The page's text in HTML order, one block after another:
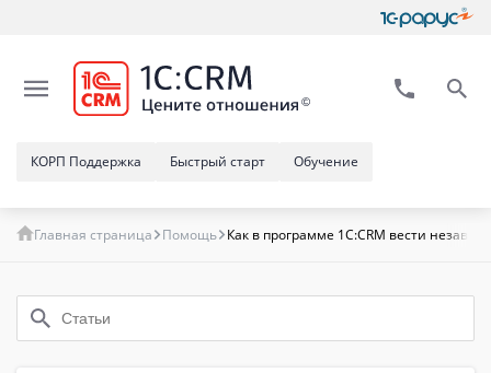
Обучение
Быстрый старт
КОРП Поддержка
Главная страница Помощь Как в программе 1C:CRM вести